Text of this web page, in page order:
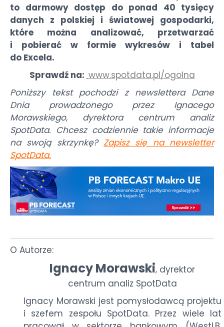
to darmowy dostęp do ponad 40 tysięcy
danych z polskiej i światowej gospodarki,
które można analizować, przetwarzać
i pobierać w formie wykresów i tabel
do Excela.
Sprawdź na: www.spotdata.pl/ogolna
Poniższy tekst pochodzi z newslettera Dane
Dnia prowadzonego przez Ignacego
Morawskiego, dyrektora centrum analiz
SpotData. Chcesz codziennie takie informacje
na swoją skrzynkę? Zapisz się na newsletter
SpotData.
O Autorze:
Ignacy Morawski, dyrektor
centrum analiz SpotData
Ignacy Morawski jest pomysłodawcą projektu
i szefem zespołu SpotData. Przez wiele lat